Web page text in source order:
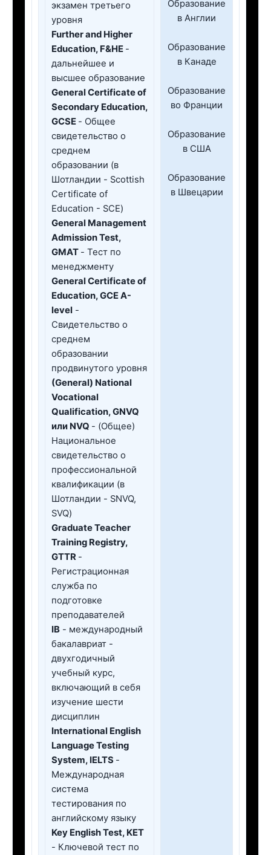
экзамен третьего
уровня
Further and Higher
Education, F&HE -
дальнейшее и
высшее образование
General Certificate of
Secondary Education,
GCSE - Общее
свидетельство о
среднем
образовании (в
Шотландии - Scottish
Certificate of
Education - SCE)
General Management
Admission Test,
GMAT - Тест по
менеджменту
General Сertificate of
Education, GCE А-
level -
Свидетельство о
среднем
образовании
продвинутого уровня
(General) National
Vocational
Qualification, GNVQ
или NVQ - (Общее)
Национальное
свидетельство о
профессиональной
квалификации (в
Шотландии - SNVQ,
SVQ)
Graduate Teacher
Training Registry,
GTTR -
Регистрационная
служба по
подготовке
преподавателей
IB - международный
бакалавриат -
двухгодичный
учебный курс,
включающий в себя
изучение шести
дисциплин
International English
Language Testing
System, IELTS -
Международная
система
тестирования по
английскому языку
Key English Test, KET
- Ключевой тест по
Образование
в Англии
Образование
в Канаде
Образование
во Франции
Образование
в США
Образование
в Швецарии